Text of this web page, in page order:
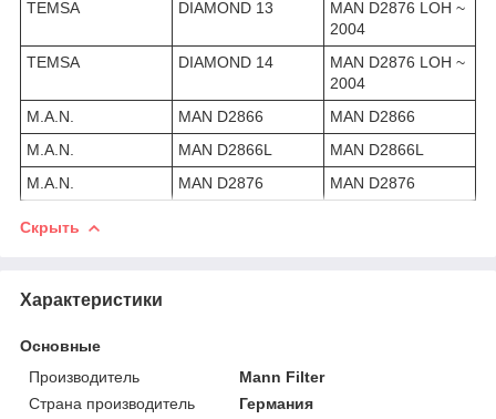
TEMSA DIAMOND 13
MAN D2876 LOH ~
2004
TEMSA
DIAMOND 14
MAN D2876 LOH ~
2004
M.A.N.
MAN D2866
MAN D2866
M.A.N.
MAN D2866L
MAN D2866L
M.A.N.
MAN D2876 MAN D2876
Скрыть
Характеристики
Основные
Производитель
Mann Filter
Страна производитель
Германия